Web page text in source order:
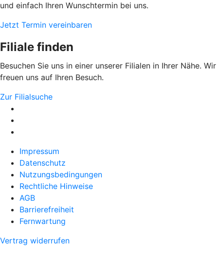
und einfach Ihren Wunschtermin bei uns.
Jetzt Termin vereinbaren
Filiale finden
Besuchen Sie uns in einer unserer Filialen in Ihrer Nähe. Wir
freuen uns auf Ihren Besuch.
Zur Filialsuche
Impressum
Datenschutz
Nutzungsbedingungen
Rechtliche Hinweise
AGB
Barrierefreiheit
Fernwartung
Vertrag widerrufen